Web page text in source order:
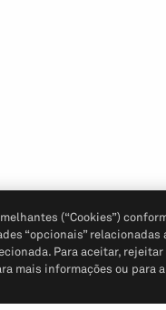
(“Cookies”)
“opcionais”
Para aceitar,
mais informações ou para